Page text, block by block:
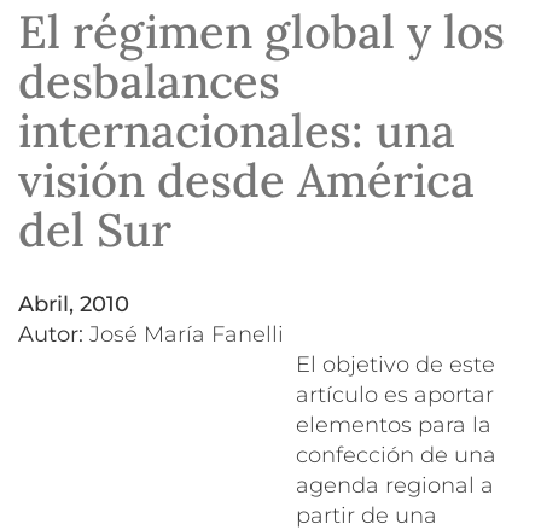
El régimen global y los
desbalances
internacionales: una
visión desde América
del Sur
abril, 2010
Autor: José María Fanelli
El objetivo de este
artículo es aportar
elementos para la
confección de una
agenda regional a
partir de una